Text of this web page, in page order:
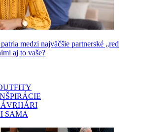
medzi najväčšie partnerské „red
aj to vaše?
SAMA